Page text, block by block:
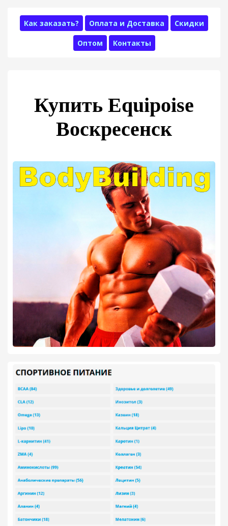
Как заказать? Оплата и Доставка Скидки
Оптом Контакты
Купить Equipoise
Воскресенск